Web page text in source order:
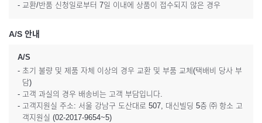
- 교환/반품 신청일로부터 7일 이내에 상품이 접수되지 않은 경우
A/S 안내
A/S
- 초기 불량 및 제품 자체 이상의 경우 교환 및 부품 교체(택배비 당사 부
담)
- 고객 과실의 경우 배송비는 고객 부담입니다.
- 고객지원실 주소: 서울 강남구 도산대로 507, 대신빌딩 5층 ㈜ 항소 고
객지원실 (02-2017-9654~5)